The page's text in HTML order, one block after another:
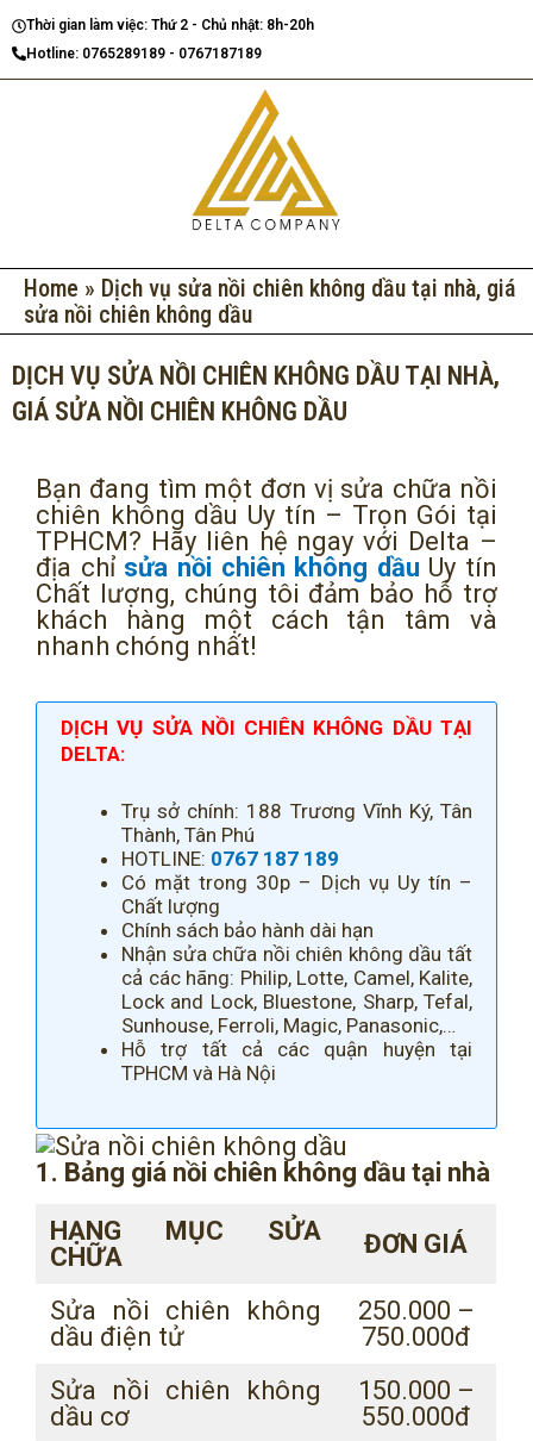
tới
nội
Thời gian làm việc: Thứ 2 - Chủ nhật: 8h-20h
Hotline: 0765289189 - 0767187189
Home » Dịch vụ sửa nồi chiên không dầu tại nhà, giá
sửa nồi chiên không dầu
DỊCH VỤ SỬA NỒI CHIÊN KHÔNG DẦU TẠI NHÀ,
GIÁ SỬA NỒI CHIÊN KHÔNG DẦU
Bạn đang tìm một đơn vị sửa chữa nồi
chiên không dầu Uy tín – Trọn Gói tại
TPHCM? Hãy liên hệ ngay với Delta –
địa chỉ sửa nồi chiên không dầuUy tín
Chất lượng, chúng tôi đảm bảo hỗ trợ
khách hàng một cách tận tâm và
nhanh chóng nhất!
DỊCH VỤ SỬA NỒI CHIÊN KHÔNG DẦU TẠI
DELTA:
Trụ sở chính: 188 Trương Vĩnh Ký, Tân
Thành, Tân Phú
HOTLINE: 0767 187 189
Có mặt trong 30p – Dịch vụ Uy tín –
Chất lượng
Chính sách bảo hành dài hạn
Nhận sửa chữa nồi chiên không dầu tất
cả các hãng: Philip, Lotte, Camel, Kalite,
Lock and Lock, Bluestone, Sharp, Tefal,
Sunhouse, Ferroli, Magic, Panasonic,…
Hỗ trợ tất cả các quận huyện tại
TPHCM và Hà Nội
1. Bảng giá nồi chiên không dầu tại nhà
HẠNG MỤC SỬA
CHỮA
ĐƠN GIÁ
Sửa nồi chiên không
dầu điện tử
250.000 –
750.000đ
Sửa nồi chiên không
dầu cơ
150.000 –
550.000đ